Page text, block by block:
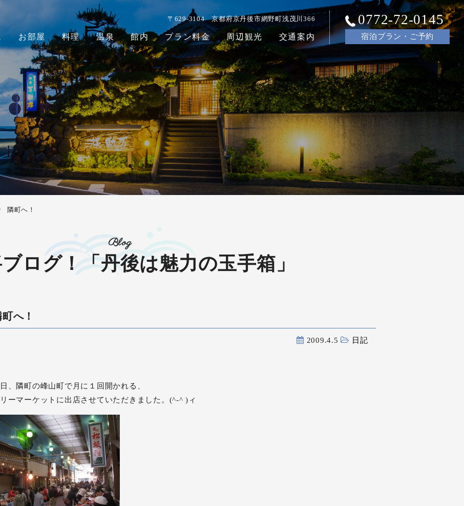
0772-72-0145
宿泊プラン・ご予約
〒629-3104京都府京丹後市網野町浅茂川366
お部屋 料理 温泉 館内 プラン料金 周辺観光 交通案内
隣町へ！
Blog
ログ！「丹後は魅力の玉手箱」
町へ！
2009.4.5 日記
、隣町の峰山町で月に１回開かれる、
ーマーケットに出店させていただきました。(^-^ )ィ